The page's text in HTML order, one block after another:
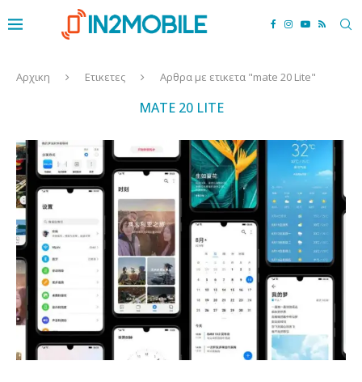
Αρχικη Ετικετες Αρθρα με ετικετα "mate 20 Lite"
MATE 20 LITE